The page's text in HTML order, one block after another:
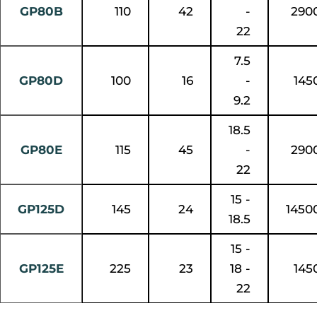
GP80B 110 42
-
22
GP80D 100 16
7.5
-
9.2
GP80E 115 45
18.5
-
22
GP125D 145 24
15 -
18.5
GP125E 225 23
15 -
18 -
22